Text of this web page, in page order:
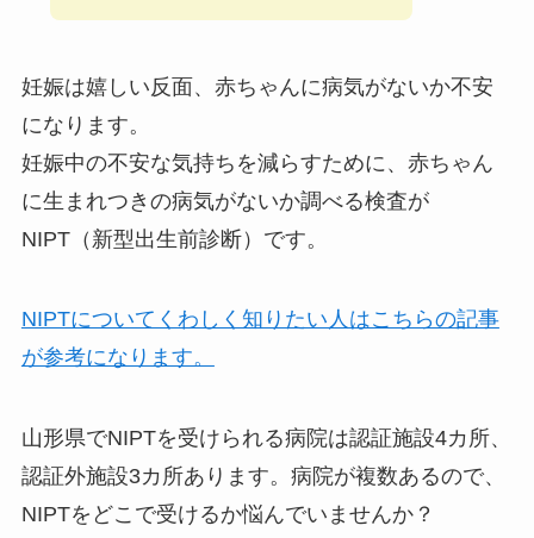
妊娠は嬉しい反面、赤ちゃんに病気がないか不安
になります。
妊娠中の不安な気持ちを減らすために、赤ちゃん
に生まれつきの病気がないか調べる検査が
NIPT（新型出生前診断）です。
NIPTについてくわしく知りたい人はこちらの記事
が参考になります。
山形県でNIPTを受けられる病院は認証施設4カ所、
認証外施設3カ所あります。病院が複数あるので、
NIPTをどこで受けるか悩んでいませんか？